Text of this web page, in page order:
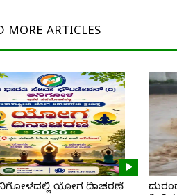
MORE ARTICLES
ಯೋಗ ದಿನಾಚರಣೆ